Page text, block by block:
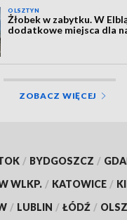
OLSZTYN
Żłobek w zabytku. W
dodatkowe miejsca dla
ZOBACZ WIĘCEJ
/ BYDGOSZCZ /
WLKP. / KATOWICE /
/ LUBLIN / ŁÓDŹ /